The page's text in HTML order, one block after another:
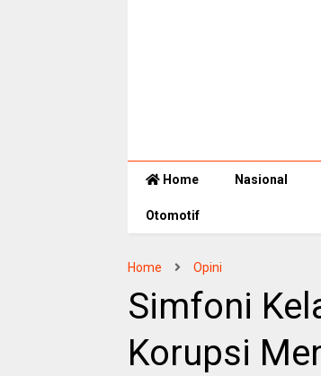
Home Nasional
Otomotif
Home Opini
Simfoni
Korupsi